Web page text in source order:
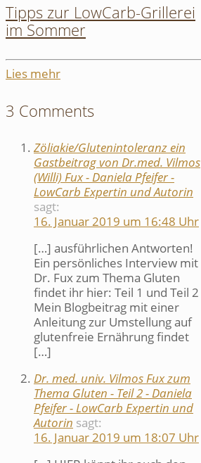
Tipps zur LowCarb-Grillerei
im Sommer
Lies mehr
3 Comments
Zöliakie/Glutenintoleranz ein
Gastbeitrag von Dr.med. Vilmos
(Willi) Fux - Daniela Pfeifer -
LowCarb Expertin und Autorin
sagt:
16. Januar 2019 um 16:48 Uhr
[…] ausführlichen Antworten!
Ein persönliches Interview mit
Dr. Fux zum Thema Gluten
findet ihr hier: Teil 1 und Teil 2
Mein Blogbeitrag mit einer
Anleitung zur Umstellung auf
glutenfreie Ernährung findet
[…]
Dr. med. univ. Vilmos Fux zum
Thema Gluten - Teil 2 - Daniela
Pfeifer - LowCarb Expertin und
Autorin sagt:
16. Januar 2019 um 18:07 Uhr